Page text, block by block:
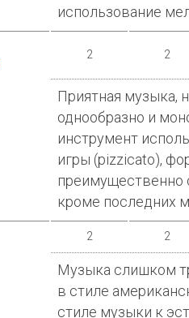
использование
2 2
Приятная музыка,
однообразно и
инструмент
игры (pizzicato),
преимущественно
кроме последних
2 2
Музыка слишком
в стиле
стиле музыки к